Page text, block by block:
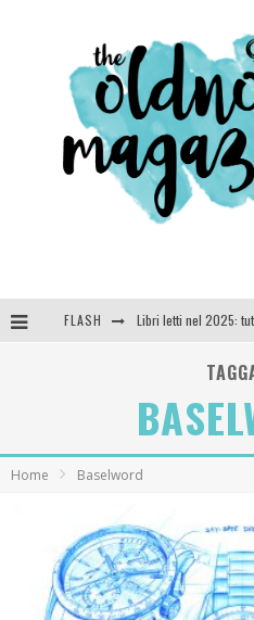
FLASH
SEE YOU AT 5 | Chanel
Home Baselword